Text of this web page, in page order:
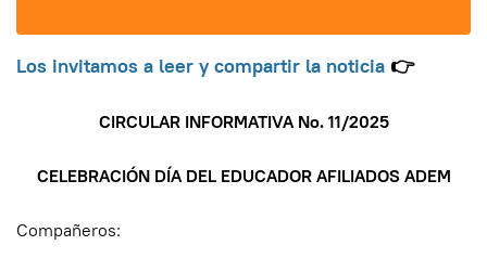
Los invitamos a leer y compartir la noticia 👉
CIRCULAR INFORMATIVA No. 11/2025
CELEBRACIÓN DÍA DEL EDUCADORAFILIADOS ADEM
Compañeros: